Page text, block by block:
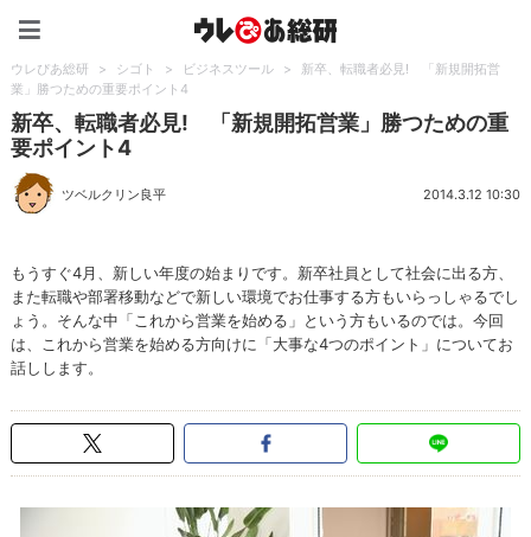
ウレぴあ総研 > シゴト > ビジネスツール >
新卒、転職者必見! 「新規開拓営
業」勝つための重要ポイント4
新卒、転職者必見! 「新規開拓営業」勝つための重
要ポイント4
ツベルクリン良平 2014.3.12 10:30
もうすぐ4月、新しい年度の始まりです。新卒社員として社会に出る方、
また転職や部署移動などで新しい環境でお仕事する方もいらっしゃるでし
ょう。そんな中「これから営業を始める」という方もいるのでは。今回
は、これから営業を始める方向けに「大事な4つのポイント」についてお
話しします。